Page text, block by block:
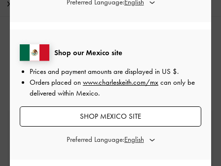
Envío y Devoluciones
Bolsos Neutro
Bolsas Bomboneras
Envío estándar gratuita
Shop our Mexico site
Prices and payment amounts are displayed in US $.
Orders placed on www.charleskeith.com/mx can only be
delivered within Mexico.
SHOP MEXICO SITE
Preferred Language: